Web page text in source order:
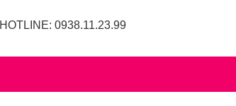
HOTLINE: 0938.11.23.99